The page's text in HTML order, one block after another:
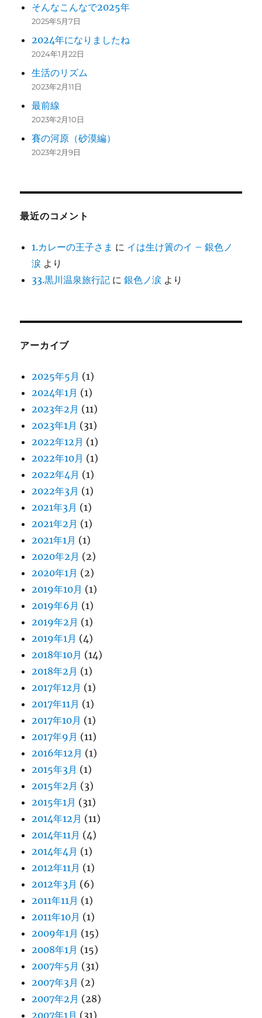
そんなこんなで2025年
2025年5月7日
2024年になりましたね
2024年1月22日
生活のリズム
2023年2月11日
最前線
2023年2月10日
賽の河原（砂漠編）
2023年2月9日
最近のコメント
1.カレーの王子さま に イは生け簀のイ – 銀色ノ
涙 より
33.黒川温泉旅行記 に銀色ノ涙 より
アーカイブ
2025年5月 (1)
2024年1月 (1)
2023年2月 (11)
2023年1月 (31)
2022年12月 (1)
2022年10月 (1)
2022年4月 (1)
2022年3月 (1)
2021年3月 (1)
2021年2月 (1)
2021年1月 (1)
2020年2月 (2)
2020年1月 (2)
2019年10月 (1)
2019年6月 (1)
2019年2月 (1)
2019年1月 (4)
2018年10月 (14)
2018年2月 (1)
2017年12月 (1)
2017年11月 (1)
2017年10月 (1)
2017年9月 (11)
2016年12月 (1)
2015年3月 (1)
2015年2月 (3)
2015年1月 (31)
2014年12月 (11)
2014年11月 (4)
2014年4月 (1)
2012年11月 (1)
2012年3月 (6)
2011年11月 (1)
2011年10月 (1)
2009年1月 (15)
2008年1月 (15)
2007年5月 (31)
2007年3月 (2)
2007年2月 (28)
2007年1月 (31)